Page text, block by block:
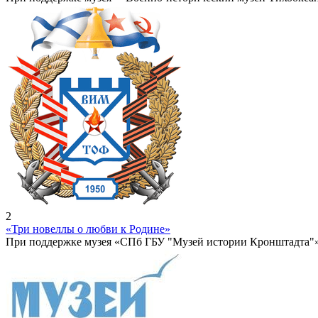
2
«Три новеллы о любви к Родине»
При поддержке музея «СПб ГБУ "Музей истории